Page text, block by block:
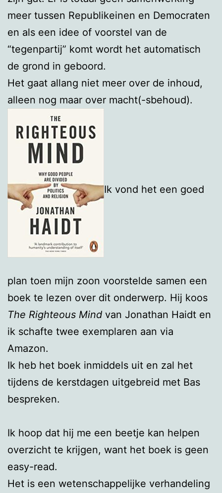
meer tussen Republikeinen en Democraten
en als een idee of voorstel van de
“tegenpartij” komt wordt het automatisch
de grond in geboord.
Het gaat allang niet meer over de inhoud,
alleen nog maar over macht(-sbehoud).
Ik vond het een goed
plan toen mijn zoon voorstelde samen een
boek te lezen over dit onderwerp. Hij koos
The Righteous Mind van Jonathan Haidt en
ik schafte twee exemplaren aan via
Amazon.
Ik heb het boek inmiddels uit en zal het
tijdens de kerstdagen uitgebreid met Bas
bespreken.
Ik hoop dat hij me een beetje kan helpen
overzicht te krijgen, want het boek is geen
easy-read.
Het is een wetenschappelijke verhandeling